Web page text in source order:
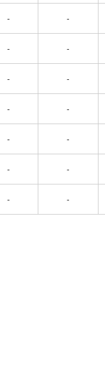
- -
- -
- -
- -
- -
- -
- -